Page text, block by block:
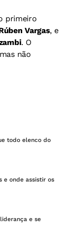
primeiro
Vargas, e
. O
não
todo elenco do
e onde assistir os
e se